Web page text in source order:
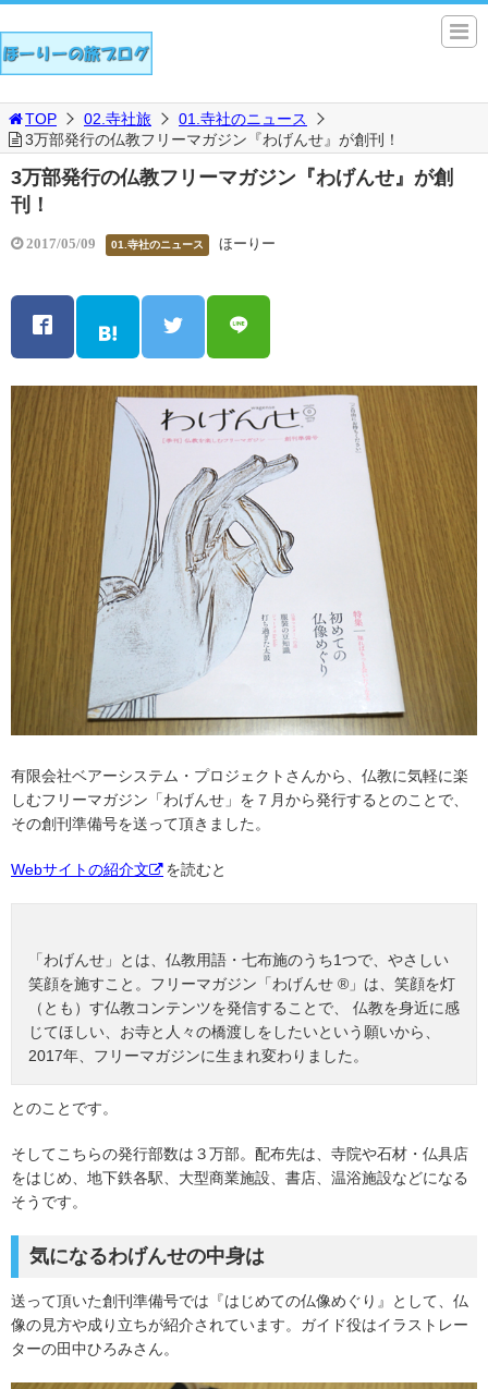
TOP 02.寺社旅
01.寺社のニュース
3万部発行の仏教フリーマガジン『わげんせ』が創刊！
3万部発行の仏教フリーマガジン『わげんせ』が創
刊！
2017/05/09 01.寺社のニュース ほーりー
有限会社ベアーシステム・プロジェクトさんから、仏教に気軽に楽
しむフリーマガジン「わげんせ」を７月から発行するとのことで、
その創刊準備号を送って頂きました。
Webサイトの紹介文 を読むと
「わげんせ」とは、仏教用語・七布施のうち1つで、やさしい
笑顔を施すこと。フリーマガジン「わげんせ ®」は、笑顔を灯
（とも）す仏教コンテンツを発信することで、 仏教を身近に感
じてほしい、お寺と人々の橋渡しをしたいという願いから、
2017年、フリーマガジンに生まれ変わりました。
とのことです。
そしてこちらの発行部数は３万部。配布先は、寺院や石材・仏具店
をはじめ、地下鉄各駅、大型商業施設、書店、温浴施設などになる
そうです。
気になるわげんせの中身は
送って頂いた創刊準備号では『はじめての仏像めぐり』として、仏
像の見方や成り立ちが紹介されています。ガイド役はイラストレー
ターの田中ひろみさん。